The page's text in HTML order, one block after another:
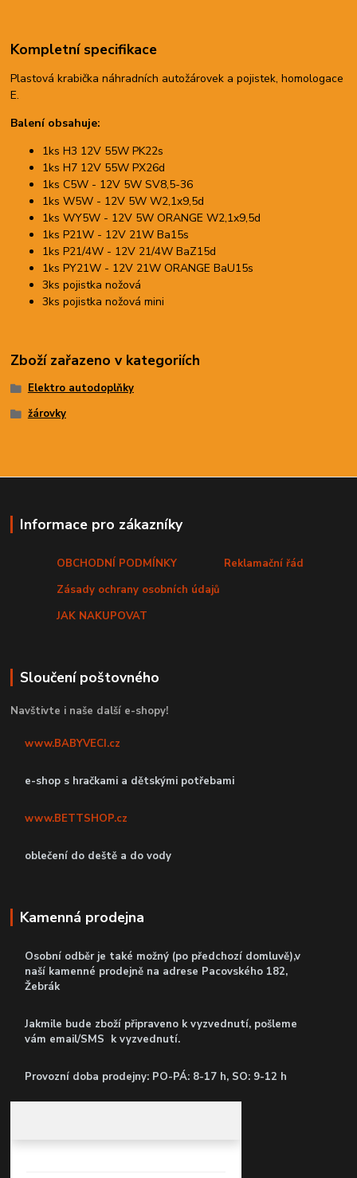
Kompletní specifikace
Plastová krabička náhradních autožárovek a pojistek, homologace
E.
Balení obsahuje:
1ks H3 12V 55W PK22s
1ks H7 12V 55W PX26d
1ks C5W - 12V 5W SV8,5-36
1ks W5W - 12V 5W W2,1x9,5d
1ks WY5W - 12V 5W ORANGE W2,1x9,5d
1ks P21W - 12V 21W Ba15s
1ks P21/4W - 12V 21/4W BaZ15d
1ks PY21W - 12V 21W ORANGE BaU15s
3ks pojistka nožová
3ks pojistka nožová mini
Zboží zařazeno v kategoriích
Elektro autodoplňky
žárovky
Informace pro zákazníky
OBCHODNÍ PODMÍNKY
Reklamační řád
Zásady ochrany osobních údajů
JAK NAKUPOVAT
Sloučení poštovného
Navštivte i naše další e-shopy!
www.BABYVECI.cz
e-shop s hračkami a dětskými potřebami
www.BETTSHOP.cz
oblečení do deště a do vody
Kamenná prodejna
Osobní odběr je také možný (po předchozí domluvě),v
naší kamenné prodejně na adrese Pacovského 182,
Žebrák
Jakmile bude zboží připraveno k vyzvednutí, pošleme
vám email/SMS k vyzvednutí.
Provozní doba prodejny: PO-PÁ: 8-17 h, SO: 9-12 h